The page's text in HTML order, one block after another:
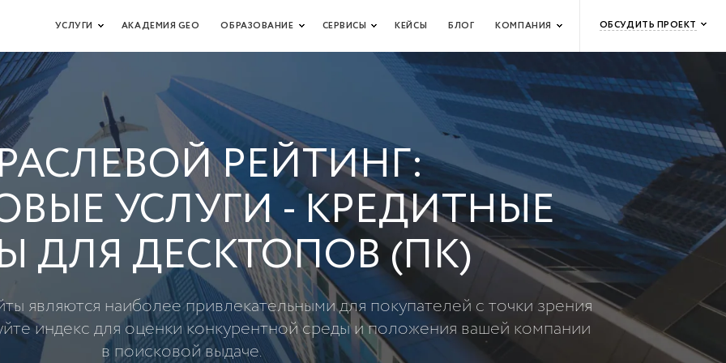
УСЛУГИ АКАДЕМИЯ GEO ОБРАЗОВАНИЕ СЕРВИСЫ КЕЙСЫ БЛОГ КОМПАНИЯ ОБСУДИТЬ ПРОЕКТ
РЕЙТИНГ:
УСЛУГИ - КРЕДИТНЫЕ
ДЛЯ ДЕСКТОПОВ (ПК)
являются наиболее привлекательными для покупателей с точки зрения
индекс для оценки конкурентной среды и положения вашей компании
в поисковой выдаче.